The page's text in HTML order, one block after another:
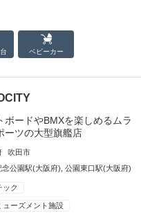
ベビーカー
ボードやBMXを楽しめるムラ
ーツの大型旗艦店
吹田市
念公園駅(大阪府) ,公園東口駅(大阪府)
ック
ューズメント施設